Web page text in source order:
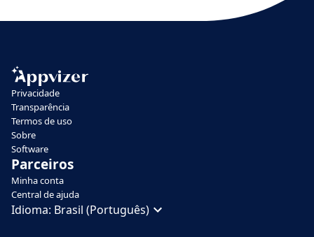
Privacidade
Transparência
Termos de uso
Sobre
Software
Parceiros
Minha conta
Central de ajuda
Idioma: Brasil (Português)